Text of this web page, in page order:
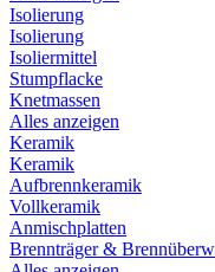
Isolierung
Isolierung
Isoliermittel
Stumpflacke
Knetmassen
Alles anzeigen
Keramik
Keramik
Aufbrennkeramik
Vollkeramik
Anmischplatten
Brennträger &